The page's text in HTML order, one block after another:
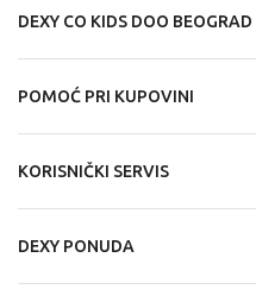
DEXY CO KIDS DOO BEOGRAD
POMOĆ PRI KUPOVINI
KORISNIČKI SERVIS
DEXY PONUDA